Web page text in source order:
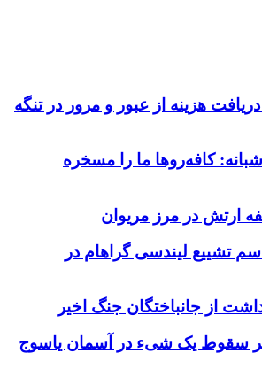
دریافت هزینه از عبور و مرور در تنگه
کافه‌روها ما را مسخره
ارتش در مرز مریوان
تشییع لیندسی گراهام در
از جانباختگان جنگ اخیر
سقوط یک شیء در آسمان یاسوج